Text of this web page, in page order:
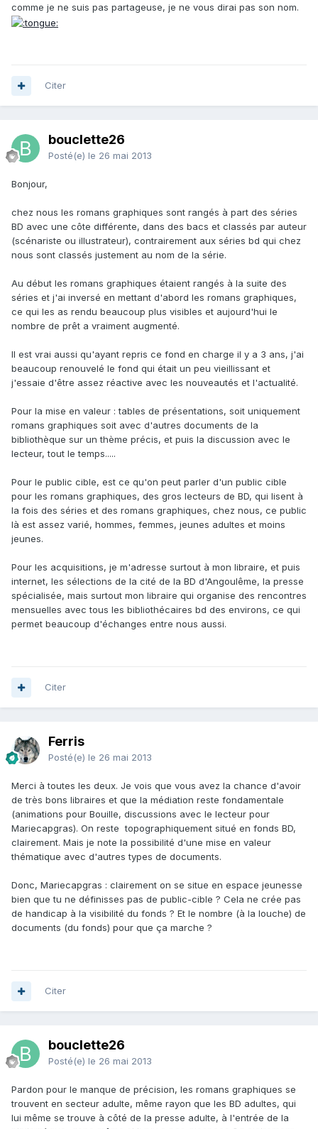
comme je ne suis pas partageuse, je ne vous dirai pas son nom.
Citer
bouclette26
Posté(e) le 26 mai 2013
Bonjour,
chez nous les romans graphiques sont rangés à part des séries
BD avec une côte différente, dans des bacs et classés par auteur
(scénariste ou illustrateur), contrairement aux séries bd qui chez
nous sont classés justement au nom de la série.
Au début les romans graphiques étaient rangés à la suite des
séries et j'ai inversé en mettant d'abord les romans graphiques,
ce qui les as rendu beaucoup plus visibles et aujourd'hui le
nombre de prêt a vraiment augmenté.
Il est vrai aussi qu'ayant repris ce fond en charge il y a 3 ans, j'ai
beaucoup renouvelé le fond qui était un peu vieillissant et
j'essaie d'être assez réactive avec les nouveautés et l'actualité.
Pour la mise en valeur : tables de présentations, soit uniquement
romans graphiques soit avec d'autres documents de la
bibliothèque sur un thème précis, et puis la discussion avec le
lecteur, tout le temps.....
Pour le public cible, est ce qu'on peut parler d'un public cible
pour les romans graphiques, des gros lecteurs de BD, qui lisent à
la fois des séries et des romans graphiques, chez nous, ce public
là est assez varié, hommes, femmes, jeunes adultes et moins
jeunes.
Pour les acquisitions, je m'adresse surtout à mon libraire, et puis
internet, les sélections de la cité de la BD d'Angoulême, la presse
spécialisée, mais surtout mon libraire qui organise des rencontres
mensuelles avec tous les bibliothécaires bd des environs, ce qui
permet beaucoup d'échanges entre nous aussi.
Citer
Ferris
Posté(e) le 26 mai 2013
Merci à toutes les deux. Je vois que vous avez la chance d'avoir
de très bons libraires et que la médiation reste fondamentale
(animations pour Bouille, discussions avec le lecteur pour
Mariecapgras). On reste topographiquement situé en fonds BD,
clairement. Mais je note la possibilité d'une mise en valeur
thématique avec d'autres types de documents.
Donc, Mariecapgras : clairement on se situe en espace jeunesse
bien que tu ne définisses pas de public-cible ? Cela ne crée pas
de handicap à la visibilité du fonds ? Et le nombre (à la louche) de
documents (du fonds) pour que ça marche ?
Citer
bouclette26
Posté(e) le 26 mai 2013
Pardon pour le manque de précision, les romans graphiques se
trouvent en secteur adulte, même rayon que les BD adultes, qui
lui même se trouve à côté de la presse adulte, à l'entrée de la